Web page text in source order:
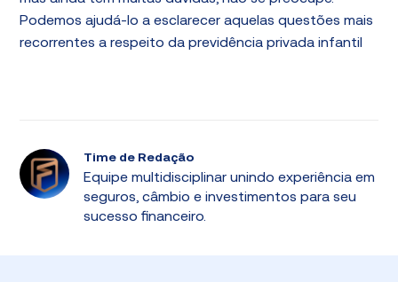
Podemos ajudá-lo a esclarecer aquelas questões mais
recorrentes a respeito da previdência privada infantil
Time de Redação
Equipe multidisciplinar unindo experiência em
seguros, câmbio e investimentos para seu
sucesso financeiro.